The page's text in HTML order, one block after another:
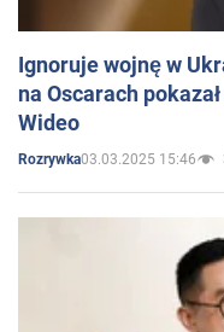
Ignoruje wojnę w
na Oscarach
Wideo
Rozrywka03.03.2025 15:46